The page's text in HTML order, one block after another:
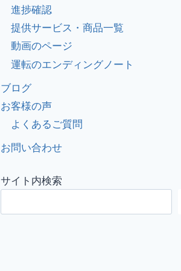
進捗確認
提供サービス・商品一覧
動画のページ
運転のエンディングノート
ブログ
お客様の声
よくあるご質問
お問い合わせ
サイト内検索